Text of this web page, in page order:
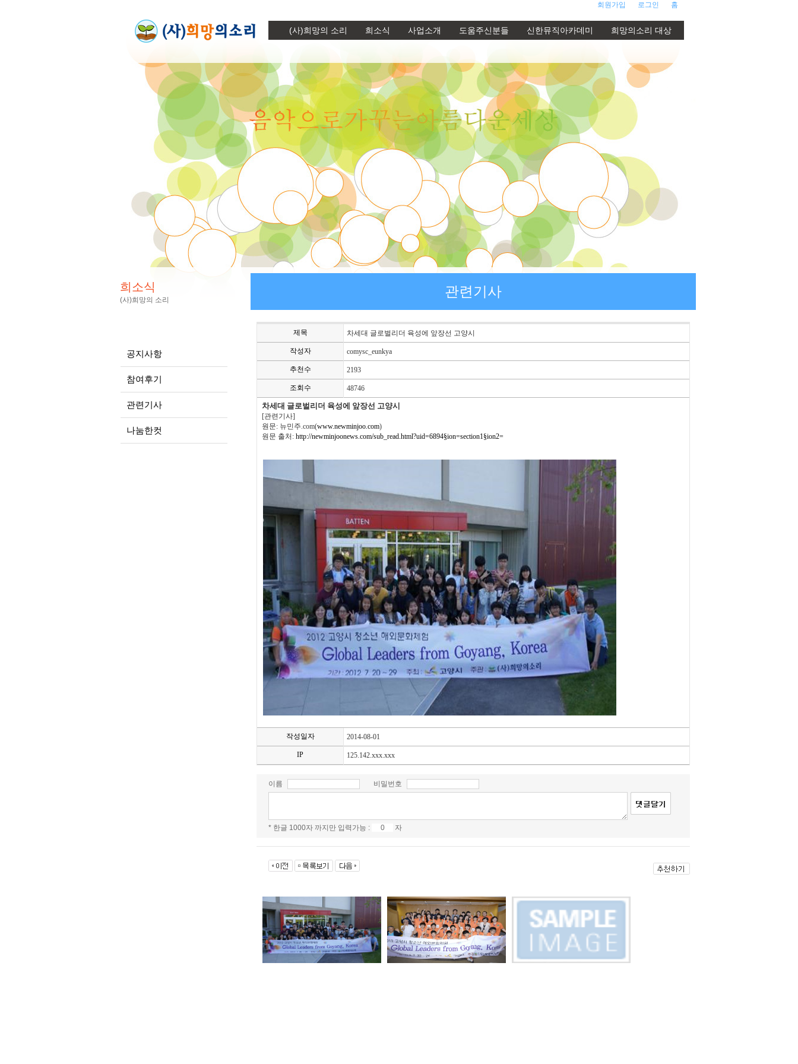
홈
로그인
회원가입
(사)희망의 소리 희소식 사업소개 도움주신분들 신한뮤직아카데미 희망의소리 대상
희소식
(사)희망의 소리
공지사항
참여후기
관련기사
나눔한컷
관련기사
제목 차세대 글로벌리더 육성에 앞장선 고양시
작성자 comysc_eunkya
추천수 2193
조회수 48746
차세대 글로벌리더 육성에 앞장선 고양시
[관련기사]
원문: 뉴민주.com(www.newminjoo.com)
원문 출처: http://newminjoonews.com/sub_read.html?uid=6894§ion=section1§ion2=
작성일자 2014-08-01
IP 125.142.xxx.xxx
이름 비밀번호
* 한글 1000자 까지만 입력가능 : 자